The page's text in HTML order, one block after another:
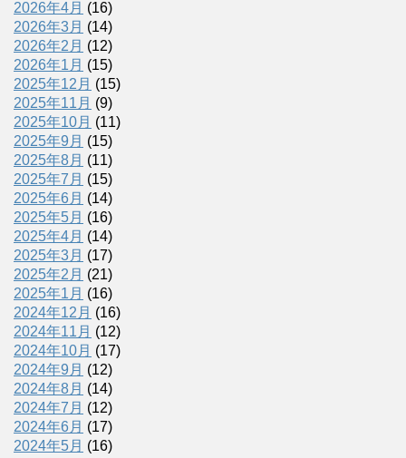
2026年4月 (16)
2026年3月 (14)
2026年2月 (12)
2026年1月 (15)
2025年12月 (15)
2025年11月 (9)
2025年10月 (11)
2025年9月 (15)
2025年8月 (11)
2025年7月 (15)
2025年6月 (14)
2025年5月 (16)
2025年4月 (14)
2025年3月 (17)
2025年2月 (21)
2025年1月 (16)
2024年12月 (16)
2024年11月 (12)
2024年10月 (17)
2024年9月 (12)
2024年8月 (14)
2024年7月 (12)
2024年6月 (17)
2024年5月 (16)